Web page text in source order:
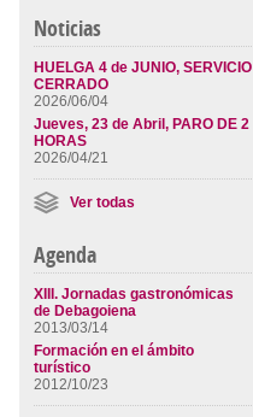
Noticias
HUELGA 4 de JUNIO, SERVICIO
CERRADO
2026/06/04
Jueves, 23 de Abril, PARO DE 2
HORAS
2026/04/21
Ver todas
Agenda
XIII. Jornadas gastronómicas
de Debagoiena
2013/03/14
Formación en el ámbito
turístico
2012/10/23